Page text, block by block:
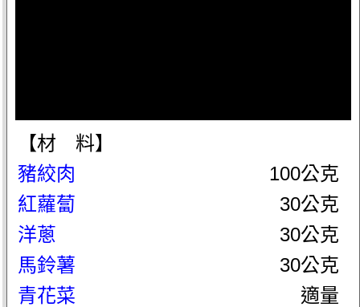
【材 料】
豬絞肉
100公克
紅蘿蔔
30公克
洋蔥
30公克
馬鈴薯
30公克
青花菜
適量